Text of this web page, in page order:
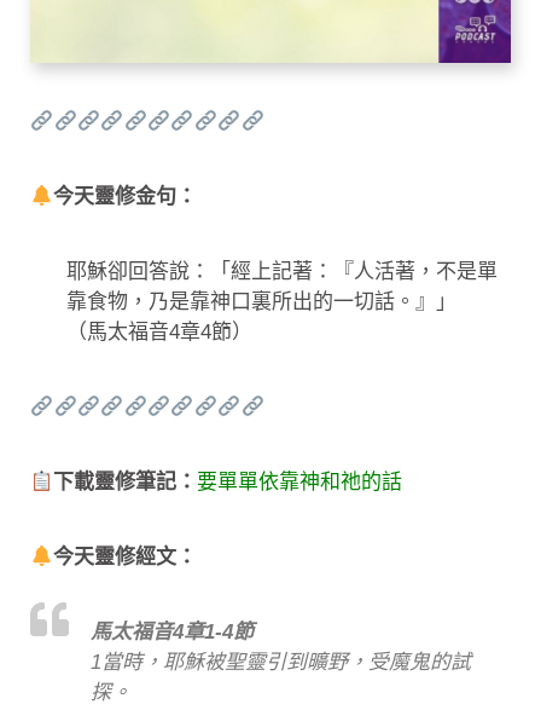
今天靈修金句：
耶穌卻回答說：「經上記著：『人活著，不是單
靠食物，乃是靠神口裏所出的一切話。』」
（馬太福音4章4節）
下載靈修筆記： 要單單依靠神和祂的話
今天靈修經文：
馬太福音4章1-4節
1當時，耶穌被聖靈引到曠野，受魔鬼的試
探。